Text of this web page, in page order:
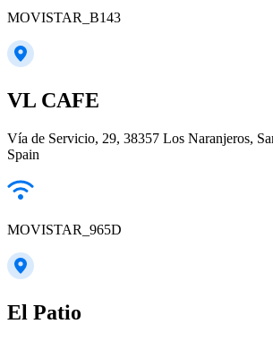
MOVISTAR_B143
VL CAFE
Vía de Servicio, 29, 38357 Los Naranjeros,
Spain
MOVISTAR_965D
El Patio